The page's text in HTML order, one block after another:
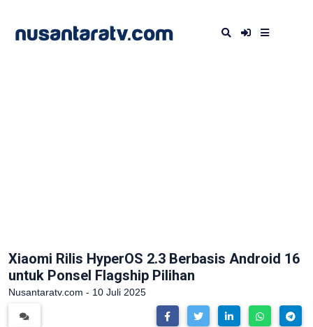
Xiaomi Rilis HyperOS 2.3 Berbasis Android 16
untuk Ponsel Flagship Pilihan
Nusantaratv.com - 10 Juli 2025